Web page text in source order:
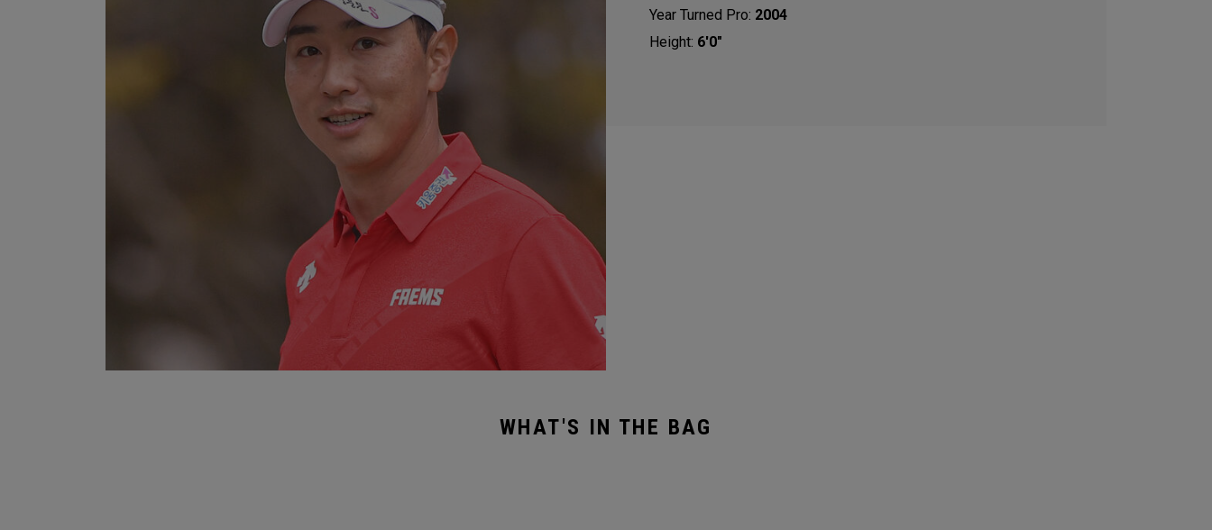
Year Turned Pro: 2004
Height: 6'0"
WHAT'S IN THE BAG